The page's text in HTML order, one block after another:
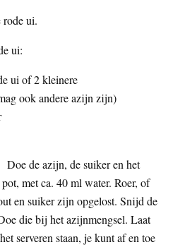
rode ui.
ui:
ui of 2 kleinere
ook andere azijn zijn)
Doe de azijn, de suiker en het
met ca. 40 ml water. Roer, of
en suiker zijn opgelost. Snijd de
die bij het azijnmengsel. Laat
serveren staan, je kunt af en toe